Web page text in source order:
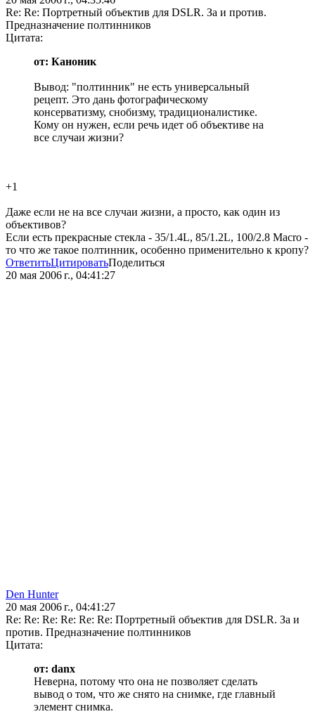
Re: Re: Портретный объектив для DSLR. За и против.
Предназначение полтинников
Цитата:
от: Каноник
Вывод: "полтинник" не есть универсальный
рецепт. Это дань фотографическому
консерватизму, снобизму, традиционалистике.
Кому он нужен, если речь идет об объективе на
все случаи жизни?
+1
Даже если не на все случаи жизни, а просто, как один из
объективов?
Если есть прекрасные стекла - 35/1.4L, 85/1.2L, 100/2.8 Macro -
то что же такое полтинник, особенно применительно к кропу?
ОтветитьЦитироватьПоделиться
20 мая 2006 г., 04:41:27
Den Hunter
20 мая 2006 г., 04:41:27
Re: Re: Re: Re: Re: Re: Портретный объектив для DSLR. За и
против. Предназначение полтинников
Цитата:
от: danx
Неверна, потому что она не позволяет сделать
вывод о том, что же снято на снимке, где главный
элемент снимка.